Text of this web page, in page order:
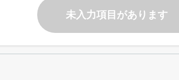
未入力項目があります